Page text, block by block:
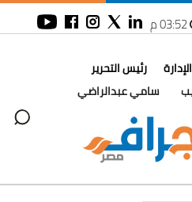
03:52 م
رئيس التحرير
سامي عبدالراضي